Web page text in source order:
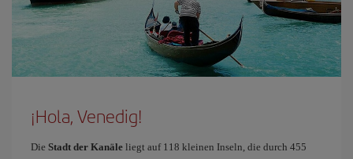
¡Hola, Venedig!
Die Stadt der Kanäle liegt auf 118 kleinen Inseln, die durch 455